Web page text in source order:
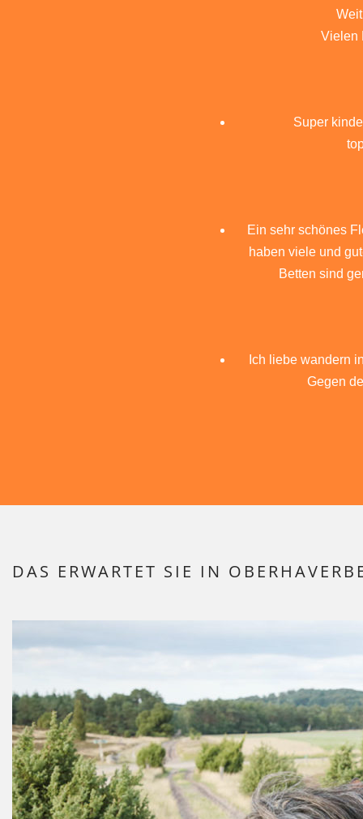
Vielen
Super
Ein sehr schönes
haben viele und
Betten sind
Ich liebe wandern
Gegen
DAS ERWARTET SIE IN